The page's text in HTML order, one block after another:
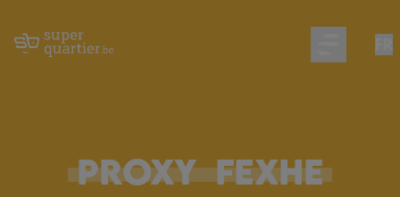
Open main
PROXY FEXHE